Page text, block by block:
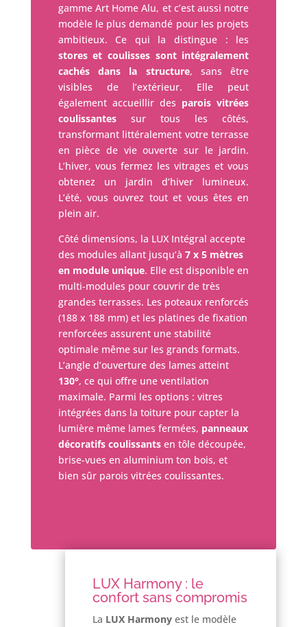
gamme Art Home Alu, et c’est aussi notre
modèle le plus demandé pour les projets
ambitieux. Ce qui la distingue : les
stores et coulisses sont intégralement
cachés dans la structure, sans être
visibles de l’extérieur. Elle peut
également accueillir des parois vitrées
coulissantessur tous les côtés,
transformant littéralement votre terrasse
en pièce de vie ouverte sur le jardin.
L’hiver, vous fermez les vitrages et vous
obtenez un jardin d’hiver lumineux.
L’été, vous ouvrez tout et vous êtes en
plein air.
Côté dimensions, la LUX Intégral accepte
des modules allant jusqu’à 7 x 5 mètres
en module unique. Elle est disponible en
multi-modules pour couvrir de très
grandes terrasses. Les poteaux renforcés
(188 x 188 mm) et les platines de fixation
renforcées assurent une stabilité
optimale même sur les grands formats.
L’angle d’ouverture des lames atteint
130°, ce qui offre une ventilation
maximale. Parmi les options : vitres
intégrées dans la toiture pour capter la
lumière même lames fermées, panneaux
décoratifs coulissantsen tôle découpée,
brise-vues en aluminium ton bois, et
bien sûr parois vitrées coulissantes.
LUX Harmony : le
confort sans compromis
La LUX Harmonyest le modèle